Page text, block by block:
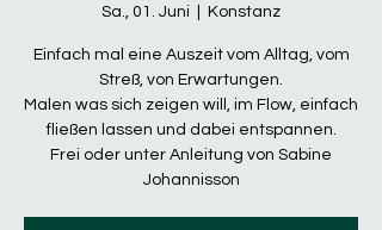
Sa., 01. Juni Konstanz
Einfach mal eine Auszeit vom Alltag, vom
Streß, von Erwartungen.
Malen was sich zeigen will, im Flow, einfach
fließen lassen und dabei entspannen.
Frei oder unter Anleitung von Sabine
Johannisson